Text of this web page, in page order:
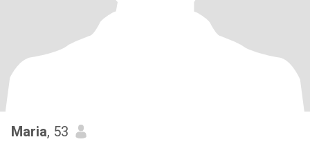
Maria, 53